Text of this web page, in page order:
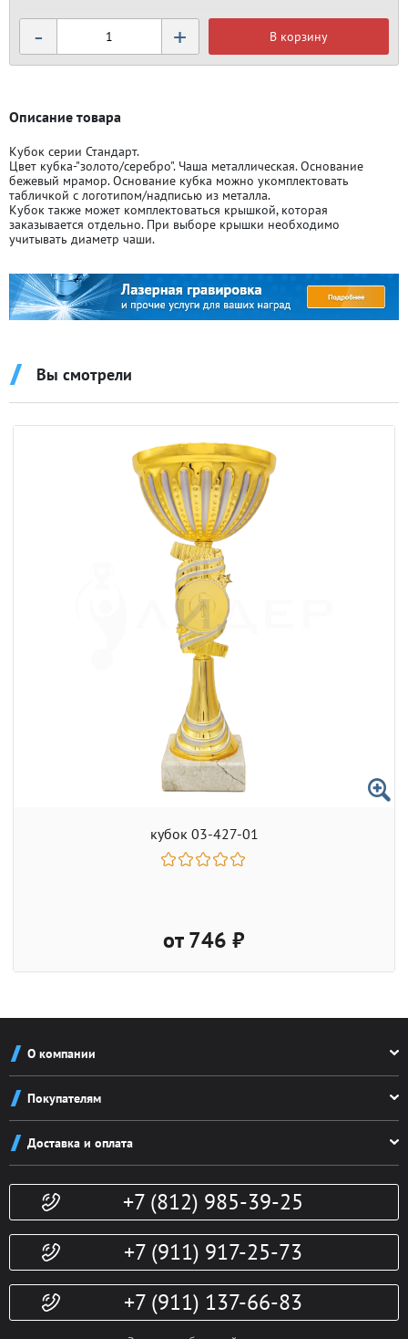
- + В корзину
Описание товара
Кубок серии Стандарт.
Цвет кубка-"золото/серебро". Чаша металлическая. Основание
бежевый мрамор. Основание кубка можно укомплектовать
табличкой с логотипом/надписью из металла.
Кубок также может комплектоваться крышкой, которая
заказывается отдельно. При выборе крышки необходимо
учитывать диаметр чаши.
Вы смотрели
кубок 03-427-01
от 746 ₽
О компании
Реквизиты
Новости
Контакты
Покупателям
Система скидок
Конфиденциальность
Гарантии
Доп. услуги
Доставка и оплата
Политика возврата
+7 (812) 985-39-25
+7 (911) 917-25-73
+7 (911) 137-66-83